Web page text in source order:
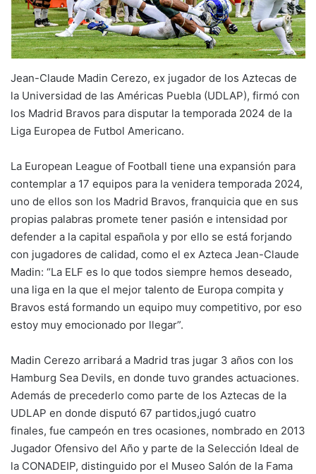
Jean-Claude Madin Cerezo, ex jugador de los Aztecas de
la Universidad de las Américas Puebla (UDLAP), firmó con
los Madrid Bravos para disputar la temporada 2024 de la
Liga Europea de Futbol Americano.
La European League of Football tiene una expansión para
contemplar a 17 equipos para la venidera temporada 2024,
uno de ellos son los Madrid Bravos, franquicia que en sus
propias palabras promete tener pasión e intensidad por
defender a la capital española y por ello se está forjando
con jugadores de calidad, como el ex Azteca Jean-Claude
Madin: “La ELF es lo que todos siempre hemos deseado,
una liga en la que el mejor talento de Europa compita y
Bravos está formando un equipo muy competitivo, por eso
estoy muy emocionado por llegar”.
Madin Cerezo arribará a Madrid tras jugar 3 años con los
Hamburg Sea Devils, en donde tuvo grandes actuaciones.
Además de precederlo como parte de los Aztecas de la
UDLAP en donde disputó 67 partidos,jugó cuatro
finales, fue campeón en tres ocasiones, nombrado en 2013
Jugador Ofensivo del Año y parte de la Selección Ideal de
la CONADEIP, distinguido por el Museo Salón de la Fama